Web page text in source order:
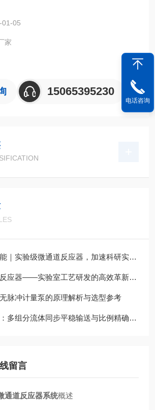
01-05
家
15065395230
实验级微通道反应器，加速科研实验高效突破
应器——实验室工艺研发的高效革新利器
冲计量泵的原理解析与选型参考
组分流体同步平稳输送与比例精确控制专家
留言
通道反应器系统概述
电话咨询